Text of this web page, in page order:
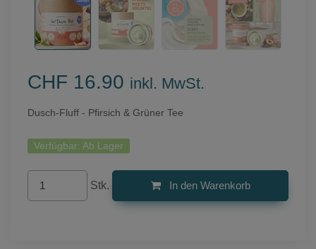
CHF 16.90 inkl. MwSt.
Dusch-Fluff - Pfirsich & Grüner Tee
Verfügbar: Ab Lager
Stk. In den Warenkorb